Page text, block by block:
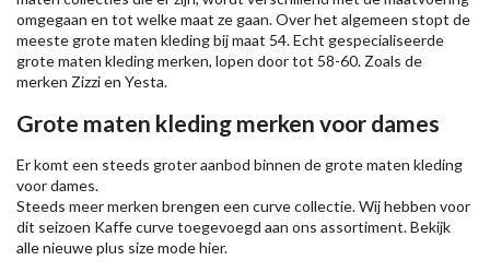
omgegaan en tot welke maat ze gaan. Over het algemeen stopt de
meeste grote maten kleding bij maat 54. Echt gespecialiseerde
grote maten kleding merken, lopen door tot 58-60. Zoals de
merken Zizzien Yesta.
Grote maten kleding merken voor dames
Er komt een steeds groter aanbod binnen de grote maten kleding
voor dames.
Steeds meer merken brengen een curve collectie. Wij hebben voor
dit seizoen Kaffecurve toegevoegd aan ons assortiment. Bekijk
alle nieuweplus size modehier.